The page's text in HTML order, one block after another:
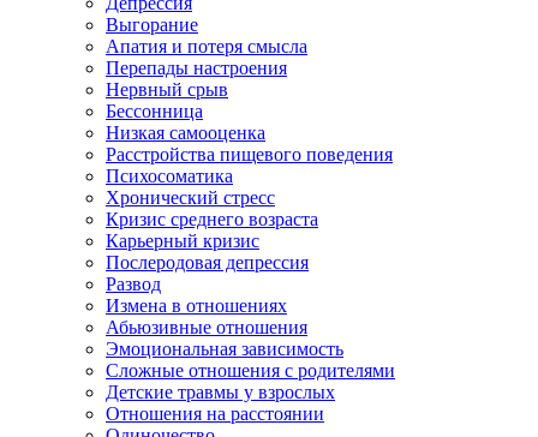
Выгорание
Апатия и потеря смысла
Перепады настроения
Нервный срыв
Бессонница
Низкая самооценка
Расстройства пищевого поведения
Психосоматика
Хронический стресс
Кризис среднего возраста
Карьерный кризис
Послеродовая депрессия
Развод
Измена в отношениях
Абьюзивные отношения
Эмоциональная зависимость
Сложные отношения с родителями
Детские травмы у взрослых
Отношения на расстоянии